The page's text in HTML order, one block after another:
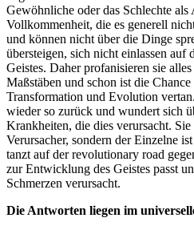
Gewöhnliche oder das Schlechte
Vollkommenheit, die es generell
und können nicht über die Dinge
übersteigen, sich nicht einlassen auf
Geistes. Daher profanisieren sie
Maßstäben und schon ist die
Transformation und Evolution
wieder so zurück und wundert sich
Krankheiten, die dies verursacht.
Verursacher, sondern der Einzelne
tanzt auf der revolutionary road
zur Entwicklung des Geistes passt
Schmerzen verursacht.
Die Antworten liegen im